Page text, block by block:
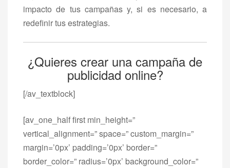
impacto de tus campañas y, si es necesario, a
redefinir tus estrategias.
¿Quieres crear una campaña de
publicidad online?
[/av_textblock]
[av_one_half first min_height=”
vertical_alignment=” space=” custom_margin=”
margin=’0px’ padding=’0px’ border=”
border_color=” radius=’0px’ background_color=”